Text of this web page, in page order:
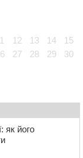
перебоїв у
служб
зливи, град та
12 13 14
15
27 28 29
30
як його